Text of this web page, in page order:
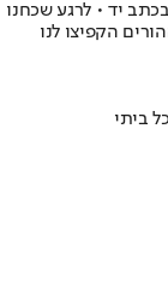
יד • לרגע שכחנו
הקפיצו לנו
ביתי